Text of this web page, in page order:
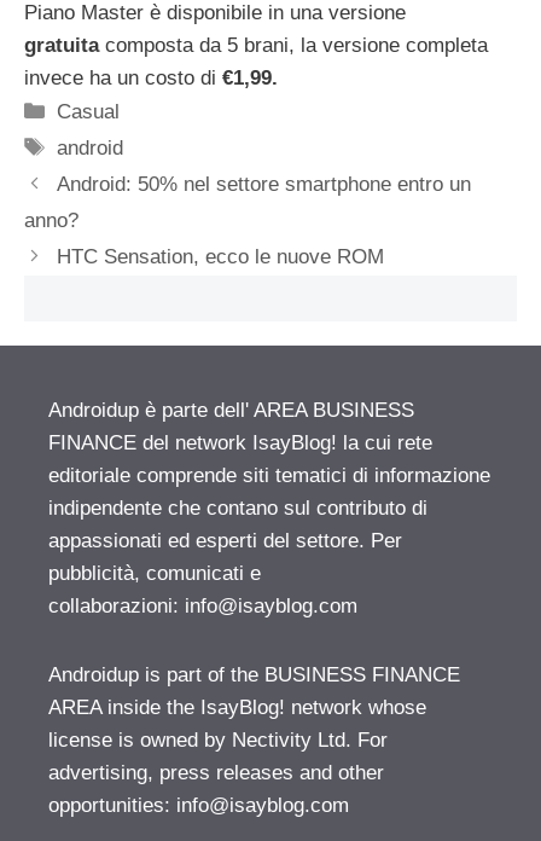
Piano Master è disponibile in una versione
gratuitacomposta da 5 brani, la versione completa
invece ha un costo di €1,99.
Categorie
Casual
Tag
android
Android: 50% nel settore smartphone entro un
anno?
HTC Sensation, ecco le nuove ROM
Androidup è parte dell' AREA BUSINESS
FINANCE del network IsayBlog! la cui rete
editoriale comprende siti tematici di informazione
indipendente che contano sul contributo di
appassionati ed esperti del settore. Per
pubblicità, comunicati e
collaborazioni: info@isayblog.com
Androidup is part of the BUSINESS FINANCE
AREA inside the IsayBlog! network whose
license is owned by Nectivity Ltd. For
advertising, press releases and other
opportunities: info@isayblog.com